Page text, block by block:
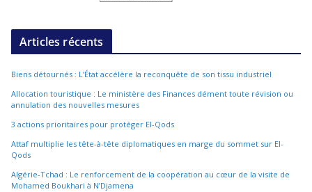
Articles récents
Biens détournés : L’État accélère la reconquête de son tissu industriel
Allocation touristique : Le ministère des Finances dément toute révision ou
annulation des nouvelles mesures
3 actions prioritaires pour protéger El-Qods
Attaf multiplie les tête-à-tête diplomatiques en marge du sommet sur El-
Qods
Algérie-Tchad : Le renforcement de la coopération au cœur de la visite de
Mohamed Boukhari à N’Djamena